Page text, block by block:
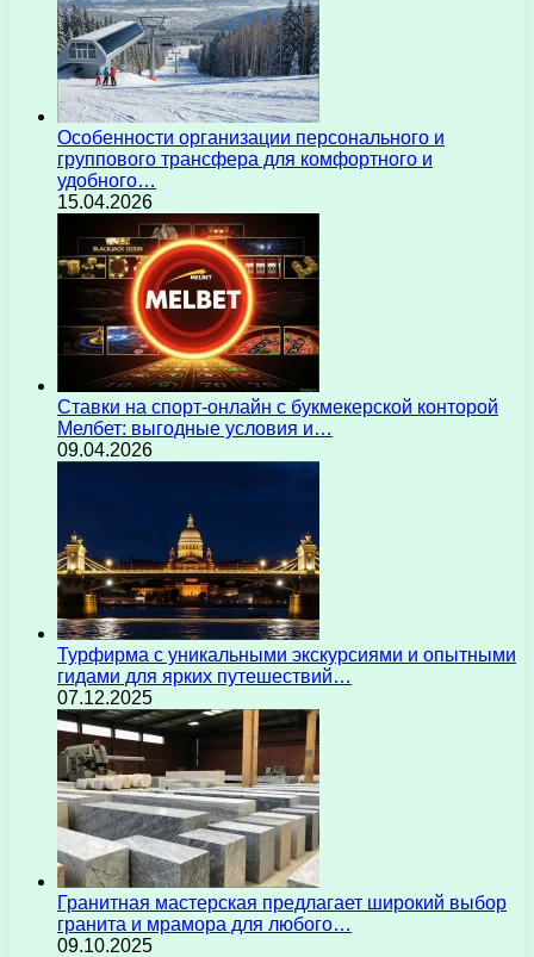
Особенности организации персонального и
группового трансфера для комфортного и
удобного…
15.04.2026
Ставки на спорт-онлайн с букмекерской конторой
Мелбет: выгодные условия и…
09.04.2026
Турфирма с уникальными экскурсиями и опытными
гидами для ярких путешествий…
07.12.2025
Гранитная мастерская предлагает широкий выбор
гранита и мрамора для любого…
09.10.2025